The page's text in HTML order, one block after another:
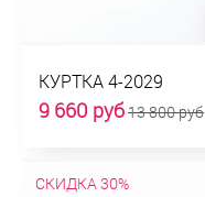
КУРТКА 4-2029
9 660 руб13 800 руб
СКИДКА 30%